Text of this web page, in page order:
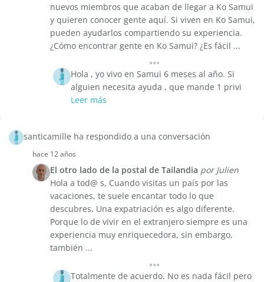
nuevos miembros que acaban de llegar a Ko Samui
y quieren conocer gente aquí. Si viven en Ko Samui,
pueden ayudarlos compartiendo su experiencia.
¿Cómo encontrar gente en Ko Samui? ¿Es fácil ...
Hola , yo vivo en Samui 6 meses al año. Si
alguien necesita ayuda , que mande 1 privi
Leer más
santicamille ha respondido a una conversación
hace 12 años
El otro lado de la postal de Tailandia por Julien
Hola a tod@ s, Cuando visitas un país por las
vacaciones, te suele encantar todo lo que
descubres. Una expatriación es algo diferente.
Porque lo de vivir en el extranjero siempre es una
experiencia muy enriquecedora, sin embargo,
también ...
Totalmente de acuerdo. No es nada fácil pero